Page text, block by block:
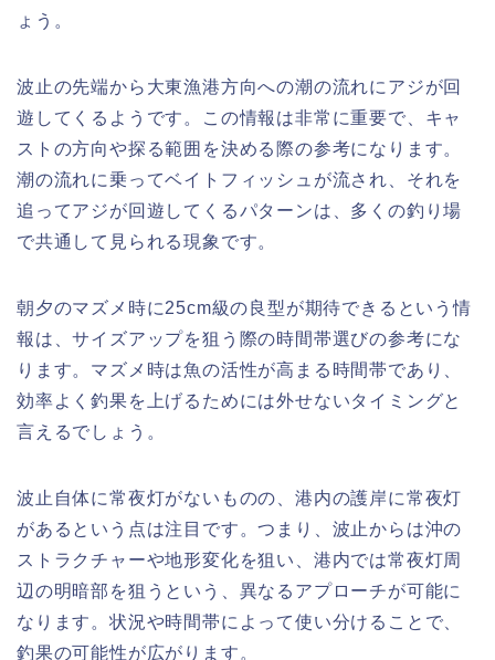
ょう。
波止の先端から大東漁港方向への潮の流れにアジが回
遊してくるようです。この情報は非常に重要で、キャ
ストの方向や探る範囲を決める際の参考になります。
潮の流れに乗ってベイトフィッシュが流され、それを
追ってアジが回遊してくるパターンは、多くの釣り場
で共通して見られる現象です。
朝夕のマズメ時に25cm級の良型が期待できるという情
報は、サイズアップを狙う際の時間帯選びの参考にな
ります。マズメ時は魚の活性が高まる時間帯であり、
効率よく釣果を上げるためには外せないタイミングと
言えるでしょう。
波止自体に常夜灯がないものの、港内の護岸に常夜灯
があるという点は注目です。つまり、波止からは沖の
ストラクチャーや地形変化を狙い、港内では常夜灯周
辺の明暗部を狙うという、異なるアプローチが可能に
なります。状況や時間帯によって使い分けることで、
釣果の可能性が広がります。